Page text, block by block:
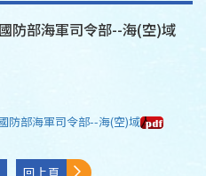
防部海軍司令部--海(空)域
防部海軍司令部--海(空)域
回上頁